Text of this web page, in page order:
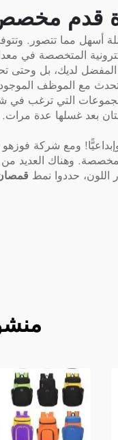
قدم مخصص
أسهل مما تتصور.
المتخصصة في
لديك، بل وحتى
مع الموظف
التي ترغب في
بعد غسلها عدة
ومع شركة فوزهو
وهناك العديد من
اللون، حددوا نمط